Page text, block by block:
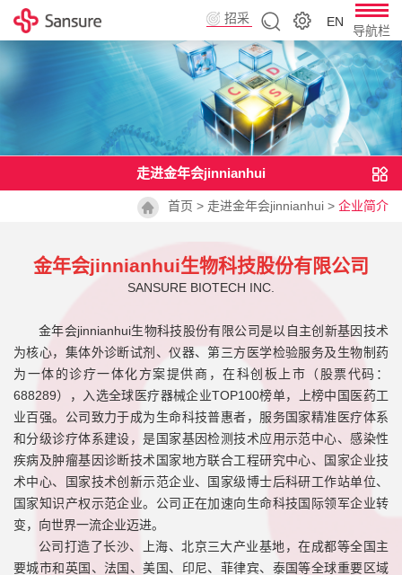
EN
招采
导航栏
走进金年会jinnianhui
首页 > 走进金年会jinnianhui > 企业简介
金年会jinnianhui生物科技股份有限公司
SANSURE BIOTECH INC.
金年会jinnianhui生物科技股份有限公司是以自主创新基因技术
为核心，集体外诊断试剂、仪器、第三方医学检验服务及生物制药
为一体的诊疗一体化方案提供商，在科创板上市（股票代码：
688289），入选全球医疗器械企业TOP100榜单，
上榜中国医药工
业百强。公司致力于成为生命科技普惠者，服务国家精准医疗体系
和分级诊疗体系建设，是国家基因检测技术应用示范中心、感染性
疾病及肿瘤基因诊断技术国家地方联合工程研究中心、国家企业技
术中心、国家技术创新示范企业、国家级博士后科研工作站单位、
国家知识产权示范企业。公司正在加速向生命科技国际领军企业转
变，向世界一流企业迈进。
公司打造了长沙、上海、北京三大产业基地，在成都等全国主
要城市和英国、法国、美国、印尼、菲律宾、泰国等全球重要区域